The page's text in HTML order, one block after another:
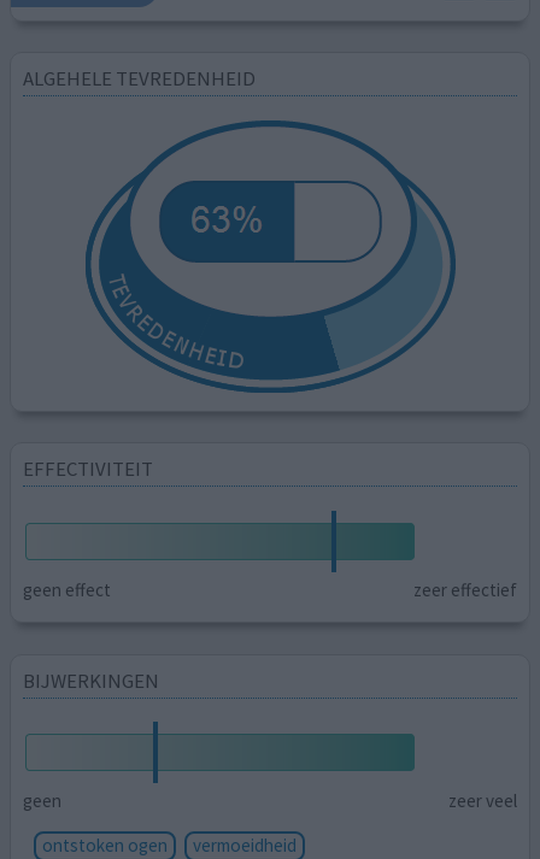
ALGEHELE TEVREDENHEID
EFFECTIVITEIT
geen effect zeer effectief
BIJWERKINGEN
geen
zeer veel
ontstoken ogen
vermoeidheid